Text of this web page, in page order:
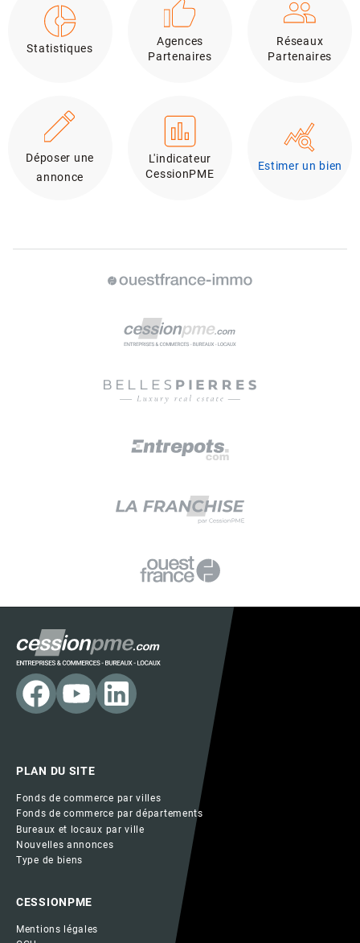
Statistiques
Agences
Partenaires
Réseaux
Partenaires
Déposer une
annonce
L'indicateur
CessionPME
Estimer un bien
PLAN DU SITE
Fonds de commerce par villes
Fonds de commerce par départements
Bureaux et locaux par ville
Nouvelles annonces
Type de biens
CESSIONPME
Mentions légales